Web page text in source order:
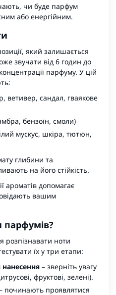
чи буде парфум
або енергійним.
який залишається
звучати від 6 годин до
парфуму. У цій
ветивер, сандал, гваякове
бензоїн, смоли)
мускус, шкіра, тютюн,
глибини та
на його стійкість.
ароматів допомагає
вашим
парфумів?
розпізнавати ноти
їх у три етапи:
нанесення – зверніть увагу
фруктові, зелені).
починають проявлятися